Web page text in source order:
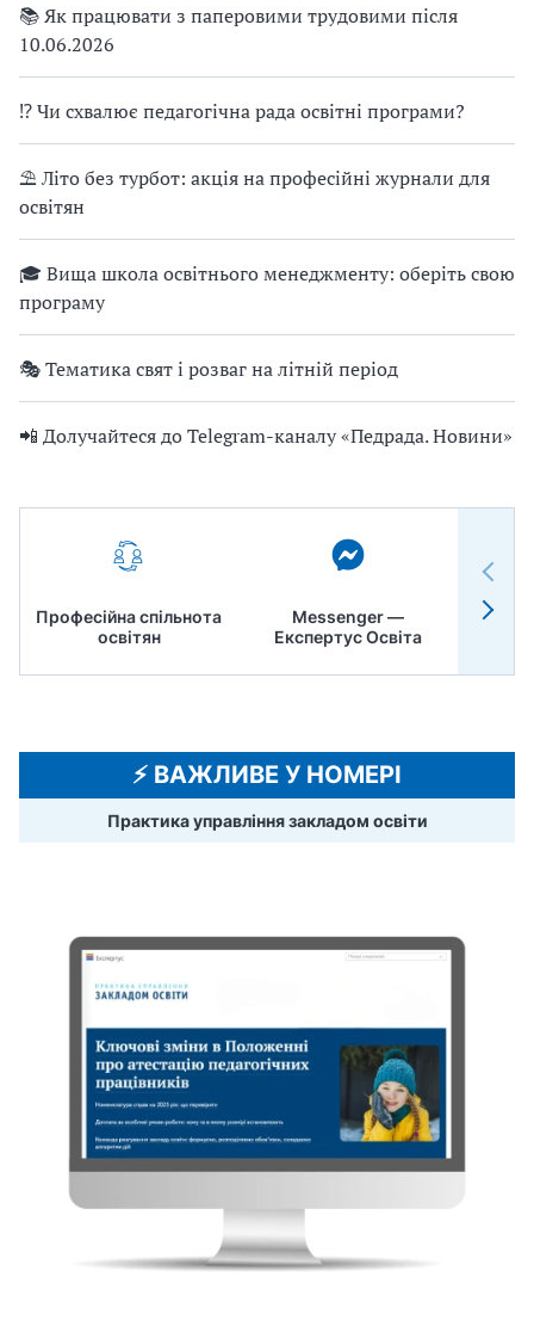
📚 Як працювати з паперовими трудовими після
10.06.2026
⁉ Чи схвалює педагогічна рада освітні програми?
⛱ Літо без турбот: акція на професійні журнали для
освітян
🎓 Вища школа освітнього менеджменту: оберіть свою
програму
🎭 Тематика свят і розваг на літній період
📲 Долучайтеся до Telegram-каналу «Педрада. Новини»
Професійна спільнота
освітян
Messenger —
Експертус Освіта
⚡️ ВАЖЛИВЕ У НОМЕРІ
Практика управління закладом освіти